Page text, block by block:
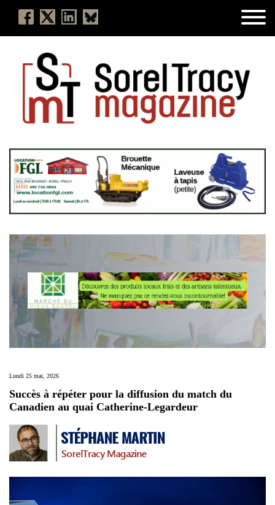
Lundi 25 mai, 2026
Succès à répéter pour la diffusion du match du
Canadien au quai Catherine-Legardeur